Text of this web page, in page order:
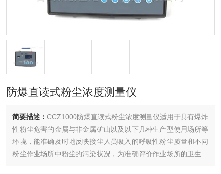
防爆直读式粉尘浓度测量仪
简要描述：CCZ1000防爆直读式粉尘浓度测量仪适用于具有爆炸
性粉尘危害的金属与非金属矿山以及以下几种生产型使用场所等
环境，能准确及时地反映接尘人员吸入的呼吸性粉尘质量和不同
粉尘作业场所中粉尘的污染状况，为准确评价作业场所的卫生状